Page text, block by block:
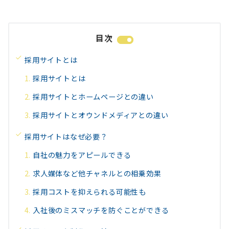
目次
採用サイトとは
採用サイトとは
採用サイトとホームページとの違い
採用サイトとオウンドメディアとの違い
採用サイトはなぜ必要？
自社の魅力をアピールできる
求人媒体など他チャネルとの相乗効果
採用コストを抑えられる可能性も
入社後のミスマッチを防ぐことができる